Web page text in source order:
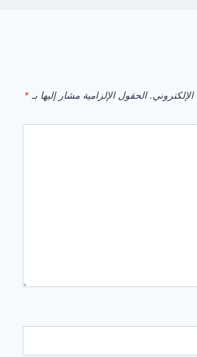
الحقول الإلزامية مشار إليها بـ *